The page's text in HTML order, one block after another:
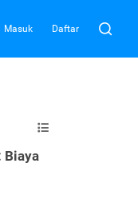
Masuk Daftar
Biaya